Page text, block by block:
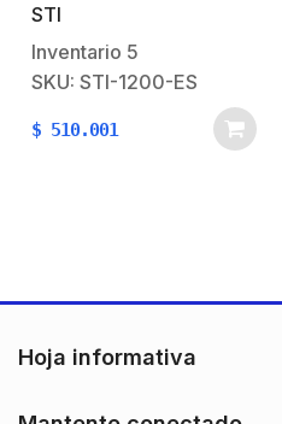
proteger los dispositivos
contra el vandalismo y el
daño accidentalTexto
EspañolMontaje a
STI
Inventario 5
SKU: STI-1200-ES
$ 510.001
Hoja informativa